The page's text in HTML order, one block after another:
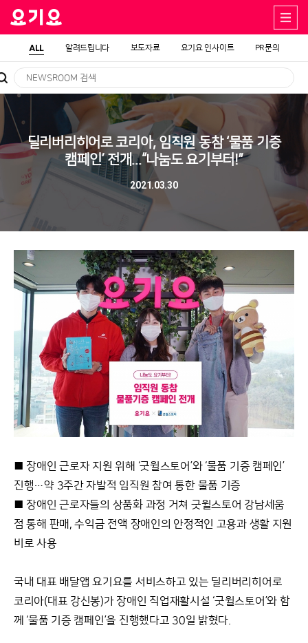
ALL 알려드립니다 보도자료 요기요 인사이트 PR문의
딜리버리히어로 코리아, 임직원 동참 ‘물품 기증
캠페인’ 전개...“나눔도 요기부터!”
2021.03.30
■ 장애인 근로자 지원 위해 ‘굿윌스토어’와 ‘물품 기증 캠페인’
진행…약 3주간 자발적 임직원 참여 통한 물품 기증
■ 장애인 근로자들의 상품화 과정 거쳐 굿윌스토어 강남세움
점 통해 판매, 수익금 전액 장애인의 안정적인 고용과 생활 지원
비로 사용
국내 대표 배달앱 요기요를 서비스하고 있는 딜리버리히어로
코리아(대표 강신봉)가 장애인 직업재활시설 ‘굿윌스토어’와 함
께 ‘물품 기증 캠페인’을 진행했다고 30일 밝혔다.